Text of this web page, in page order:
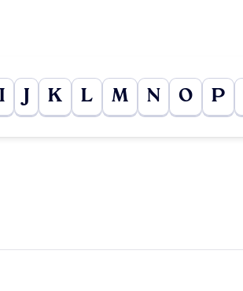
I J K L M N O P